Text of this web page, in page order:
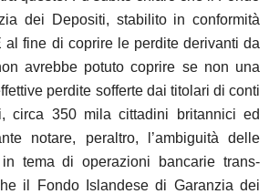
dei Depositi, stabilito in conformità
fine di coprire le perdite derivanti da
avrebbe potuto coprire se non una
perdite sofferte dai titolari di conti
circa 350 mila cittadini britannici ed
notare, peraltro, l’ambiguità delle
tema di operazioni bancarie trans-
il Fondo Islandese di Garanzia dei